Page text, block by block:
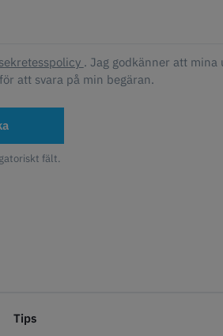
sekretesspolicy . Jag godkänner att
att svara på min begäran.
fält.
Tips